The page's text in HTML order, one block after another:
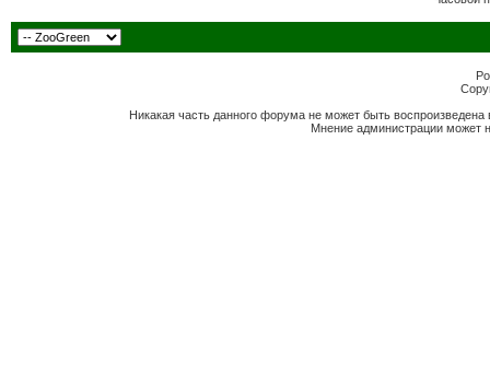
Никакая часть данного форума не может быть
Мнение администрации может